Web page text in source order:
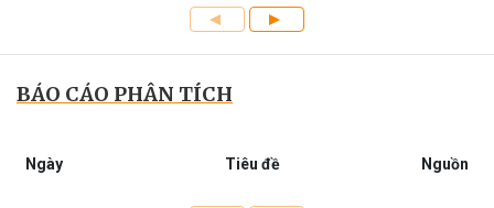
BÁO CÁO PHÂN TÍCH
Ngày Tiêu đề Nguồn